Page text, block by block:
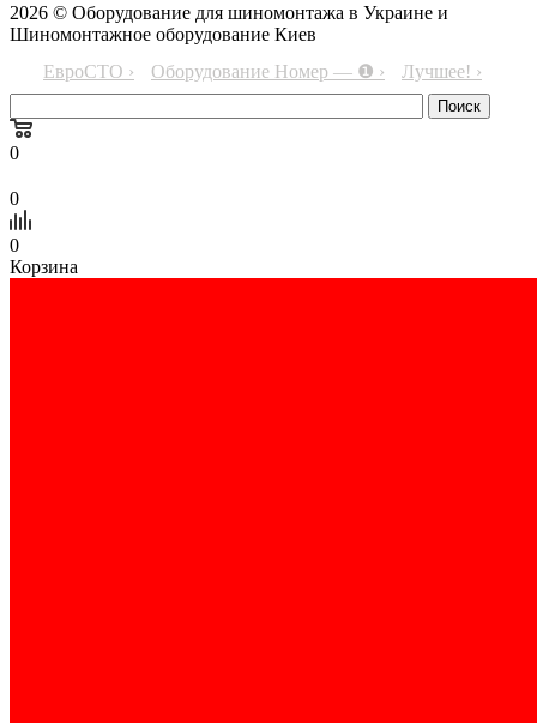
2026 © Оборудование для шиномонтажа в Украине и
Шиномонтажное оборудование Киев
ЕвроСТО ›
Оборудование Номер — ❶ › Лучшее! ›
0
0
0
Корзина